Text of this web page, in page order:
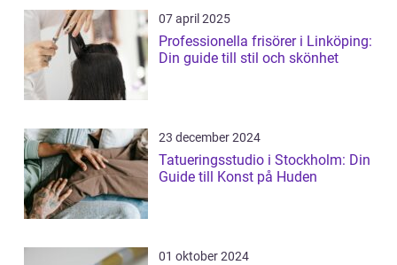
07 april 2025
Professionella frisörer i Linköping:
Din guide till stil och skönhet
23 december 2024
Tatueringsstudio i Stockholm: Din
Guide till Konst på Huden
01 oktober 2024